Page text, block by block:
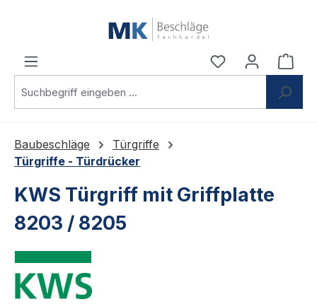
Du hast 0
Baubeschläge
Türgriffe
Türgriffe - Türdrücker
KWS Türgriff mit Griffplatte
8203 / 8205